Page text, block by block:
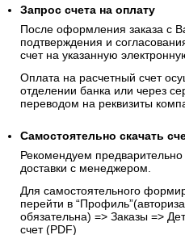
Запрос счета на оплату
После оформления заказа с
подтверждения и
счет на указанную
Оплата на расчетный счет
отделении банка или через
переводом на реквизиты
Самостоятельно скачать
Рекомендуем предварительно
доставки с менеджером.
Для самостоятельного
перейти в
обязательна) => Заказы =>
счет (PDF)